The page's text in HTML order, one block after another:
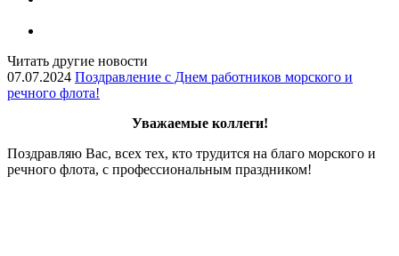
Читать другие новости
07.07.2024 Поздравление с Днем работников морского и
речного флота!
Уважаемые коллеги!
Поздравляю Вас, всех тех, кто трудится на благо морского и
речного флота, с профессиональным праздником!